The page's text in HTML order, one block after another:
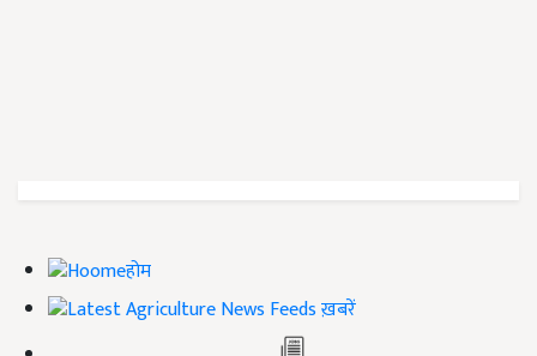
होम
ख़बरें